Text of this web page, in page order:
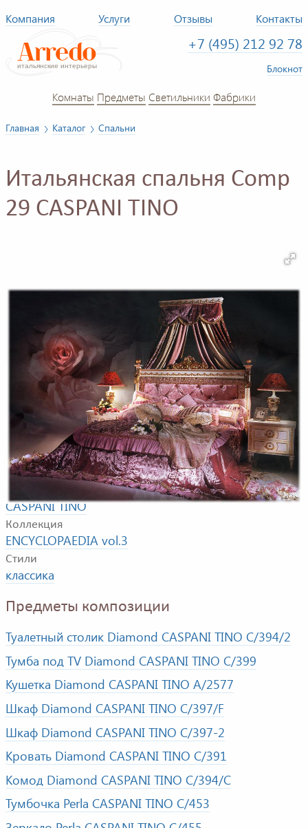
Компания Услуги Отзывы Контакты
+7 (495) 212 92 78
Блокнот
Комнаты Предметы Светильники Фабрики
Главная Каталог Спальни
Итальянская спальня Comp
29 CASPANI TINO
Композиция для спальной комнаты. В композицию
входят: двуспальная кровать, тумбочка, комод,
туалетный столик с зеркалом, стул, кушетка, тумба под
TV, шкаф.
CASPANI TINO
Коллекция
ENCYCLOPAEDIA vol.3
Стили
классика
Предметы композиции
Туалетный столик Diamond CASPANI TINO C/394/2
Тумба под TV Diamond CASPANI TINO C/399
Кушетка Diamond CASPANI TINO A/2577
Шкаф Diamond CASPANI TINO C/397/F
Шкаф Diamond CASPANI TINO C/397-2
Кровать Diamond CASPANI TINO C/391
Комод Diamond CASPANI TINO C/394/C
Тумбочка Perla CASPANI TINO C/453